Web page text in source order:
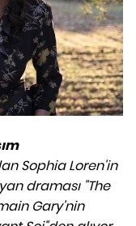
Sophia Loren'in
draması "The
Gary'nin